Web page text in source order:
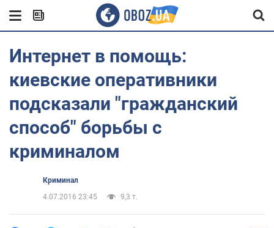
Интернет в помощь:
киевские оперативники
подсказали "гражданский
способ" борьбы с
криминалом
Криминал
4.07.2016 23:45
9,3 т.